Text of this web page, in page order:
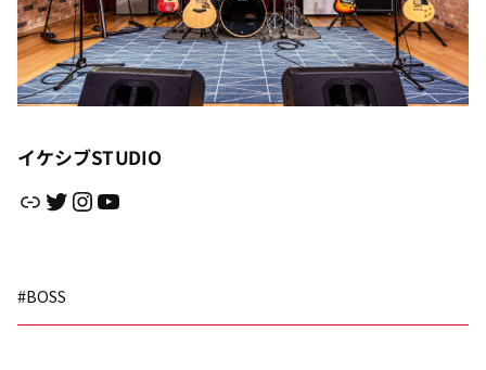
イケシブSTUDIO
リンクTwitter InstagramYouTube
#BOSS